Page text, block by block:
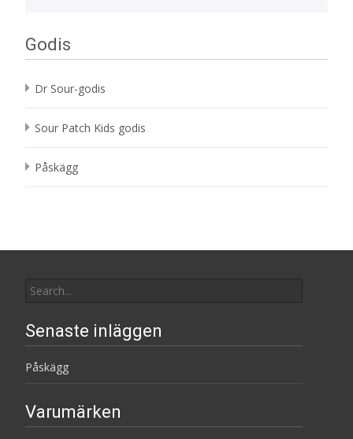
Godis
Dr Sour-godis
Sour Patch Kids godis
Påskägg
for:
Senaste inläggen
Påskägg
Varumärken